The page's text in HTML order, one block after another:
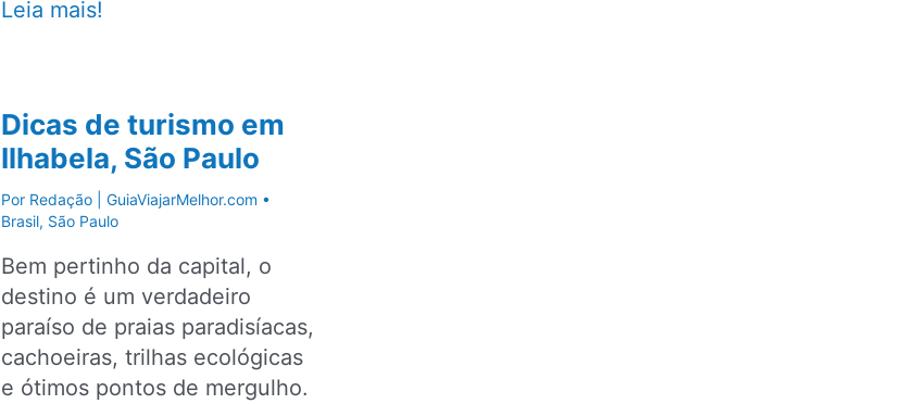
Ubatuba,
litoral
norte
de
São
Paulo
Leia mais!
Dicas de turismo em
Ilhabela, São Paulo
Por Redação | GuiaViajarMelhor.com •
Brasil, São Paulo
Bem pertinho da capital, o
destino é um verdadeiro
paraíso de praias paradisíacas,
cachoeiras, trilhas ecológicas
e ótimos pontos de mergulho.